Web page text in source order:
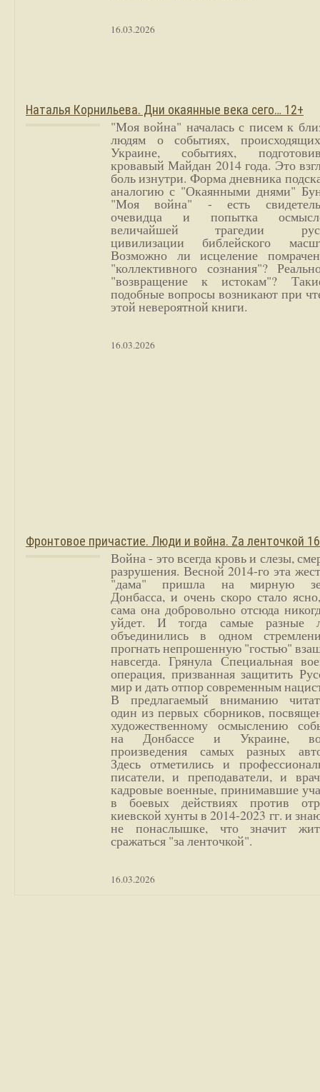
16.03.2026
Наталья Корнильева. Дни окаянные века сего… 12+
"Моя война" началась с писем к
людям о событиях,
Украине, событиях,
кровавый Майдан 2014 года. Это
боль изнутри. Форма дневника
аналогию с "Окаянными днями"
"Моя война" - есть
очевидца и попытка
величайшей трагедии
цивилизации библейского
Возможно ли исцеление
"коллективного сознания"?
"возвращение к истокам"?
подобные вопросы возникают при
этой невероятной книги.
16.03.2026
Фронтовое причастие. Люди и война. Zа ленточкой
Война - это всегда кровь и слезы,
разрушения. Весной 2014-го эта
"дама" пришла на мирную
Донбасса, и очень скоро стало
сама она добровольно отсюда
уйдет. И тогда самые разные
объединились в одном
прогнать непрошенную "гостью"
навсегда. Грянула Специальная
операция, призванная защитить
мир и дать отпор современным
В предлагаемый вниманию
один из первых сборников,
художественному осмыслению
на Донбассе и Украине,
произведения самых разных
Здесь отметились и
писатели, и преподаватели, и
кадровые военные, принимавшие
в боевых действиях против
киевской хунты в 2014-2023 гг. и
не понаслышке, что значит
сражаться "за ленточкой".
16.03.2026